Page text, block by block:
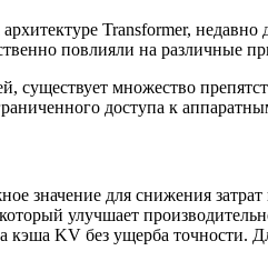
Transformer,
повлияли на различные
существует множество
доступа к
значение для снижения
улучшает
кэша KV без ущерба